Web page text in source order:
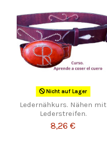
Nicht auf Lager
Ledernähkurs. Nähen mit
Lederstreifen.
8,26 €